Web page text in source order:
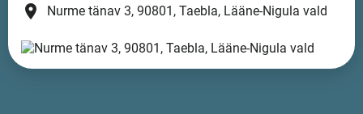
place Nurme tänav 3, 90801, Taebla, Lääne-Nigula vald